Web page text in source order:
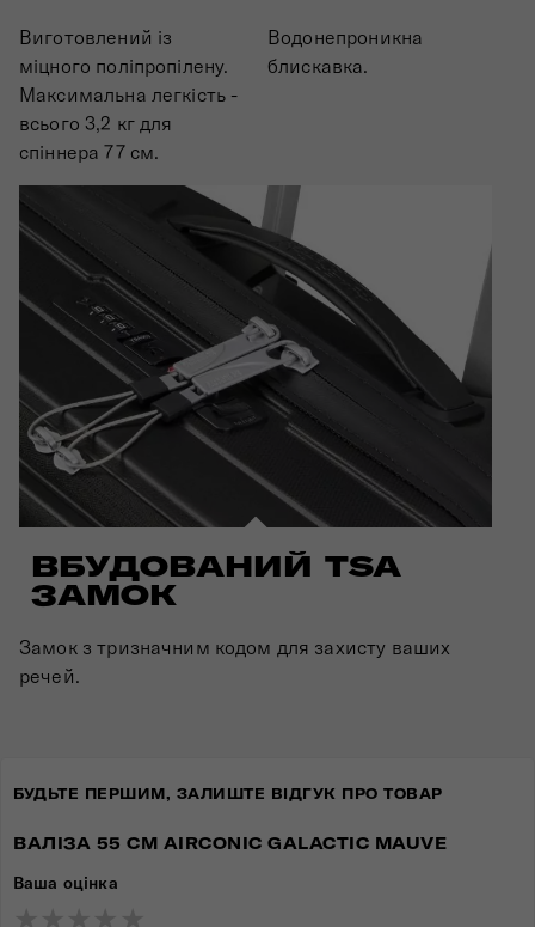
Виготовлений із
міцного поліпропілену.
Максимальна легкість -
всього 3,2 кг для
спіннера 77 см.
Водонепроникна
блискавка.
ВБУДОВАНИЙ TSA
ЗАМОК
Замок з тризначним кодом для захисту ваших
речей.
БУДЬТЕ ПЕРШИМ, ЗАЛИШТЕ ВІДГУК ПРО ТОВАР
ВАЛІЗА 55 СМ AIRCONIC GALACTIC MAUVE
Ваша оцінка